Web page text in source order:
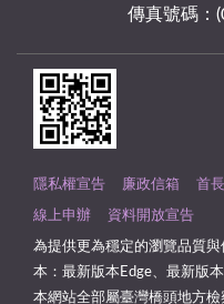
傳真號碼：
隱私權宣告 廉政信箱 首
線上申辦 資料開放宣告
為提供更為穩定的瀏覽品質
本：最新版本Edge、最新版
本網站全部屬臺灣橋頭地方